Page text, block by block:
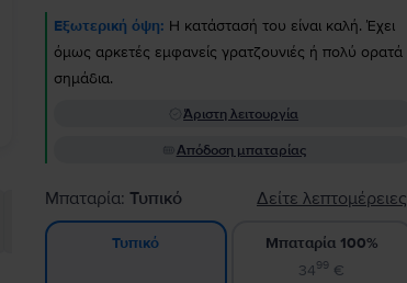
Εξωτερική όψη: Η κατάστασή του είναι καλή. Έχει
όμως αρκετές εμφανείς γρατζουνιές ή πολύ ορατά
σημάδια.
Άριστη λειτουργία
Απόδοση μπαταρίας
Μπαταρία:Τυπικό Δείτε λεπτομέρειες
Τυπικό
Μπαταρία 100%
3499 €